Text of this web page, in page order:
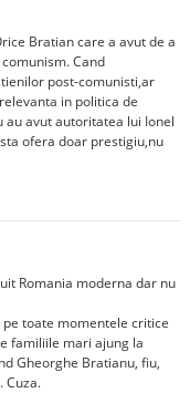
Bratian care a avut de a
Cand
post-comunisti,ar
in politica de
au avut autoritatea lui Ionel
ofera doar prestigiu,nu
Romania moderna dar nu
toate momentele critice
familiile mari ajung la
Gheorghe Bratianu, fiu,
Cuza.